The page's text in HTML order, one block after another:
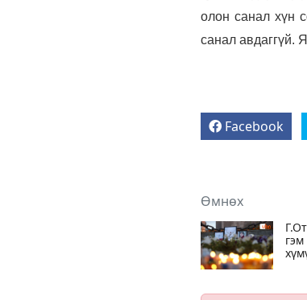
олон санал хүн
санал авдаггүй.
Facebook
Өмнөх
гэм